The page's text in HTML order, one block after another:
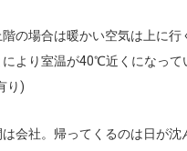
の場合は暖かい空気は上に行
より室温が40℃近くになって
り)
会社。帰ってくるのは日が沈